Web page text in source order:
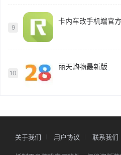
9
卡内车改手机端官
10
丽天购物最新版
关于我们 用户协议 联系我们